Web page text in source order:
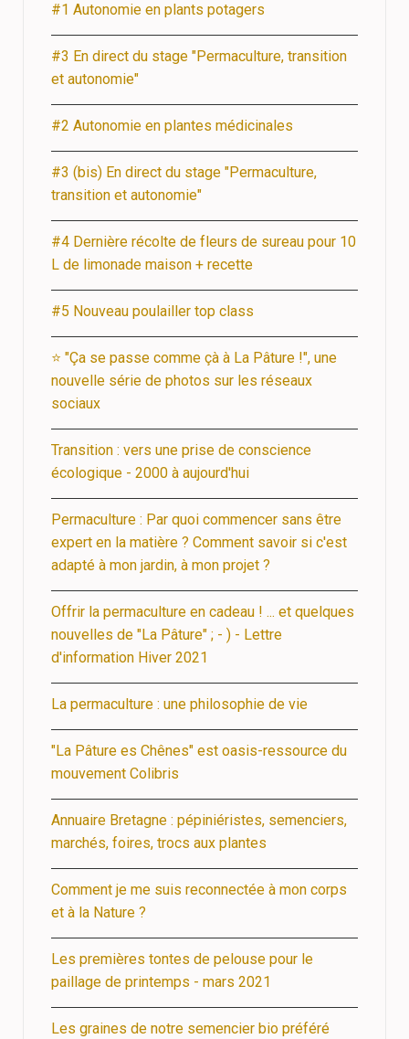
#1 Autonomie en plants potagers
#3 En direct du stage "Permaculture, transition
et autonomie"
#2 Autonomie en plantes médicinales
#3 (bis) En direct du stage "Permaculture,
transition et autonomie"
#4 Dernière récolte de fleurs de sureau pour 10
L de limonade maison + recette
#5 Nouveau poulailler top class
⭐ "Ça se passe comme çà à La Pâture !", une
nouvelle série de photos sur les réseaux
sociaux
Transition : vers une prise de conscience
écologique - 2000 à aujourd'hui
Permaculture : Par quoi commencer sans être
expert en la matière ? Comment savoir si c'est
adapté à mon jardin, à mon projet ?
Offrir la permaculture en cadeau ! ... et quelques
nouvelles de "La Pâture" ; - ) - Lettre
d'information Hiver 2021
La permaculture : une philosophie de vie
"La Pâture es Chênes" est oasis-ressource du
mouvement Colibris
Annuaire Bretagne : pépiniéristes, semenciers,
marchés, foires, trocs aux plantes
Comment je me suis reconnectée à mon corps
et à la Nature ?
Les premières tontes de pelouse pour le
paillage de printemps - mars 2021
Les graines de notre semencier bio préféré